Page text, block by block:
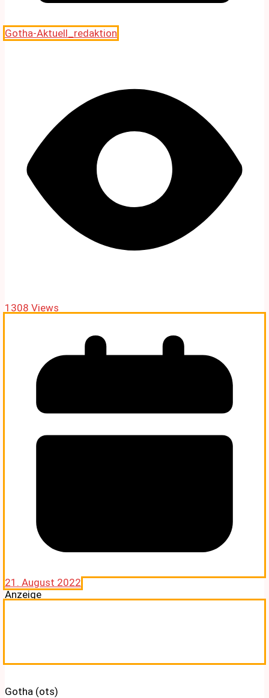
Gotha-Aktuell_redaktion
1308 Views
21. August 2022
Anzeige
Gotha (ots)